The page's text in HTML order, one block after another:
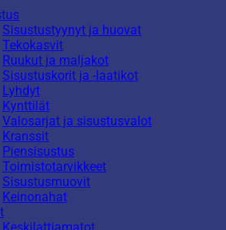
Sisustustyynyt ja huovat
Tekokasvit
Ruukut ja maljakot
Sisustuskorit ja -laatikot
Lyhdyt
Kynttilät
Valosarjat ja sisustusvalot
Kranssit
Piensisustus
Toimistotarvikkeet
Sisustusmuovit
Keinonahat